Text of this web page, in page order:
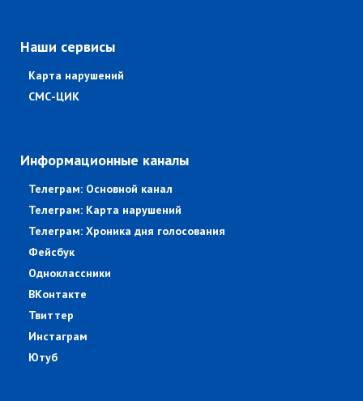
Наши сервисы
Карта нарушений
СМС-ЦИК
Информационные каналы
Телеграм: Основной канал
Телеграм: Карта нарушений
Телеграм: Хроника дня голосования
Фейсбук
Одноклассники
ВКонтакте
Твиттер
Инстаграм
Ютуб